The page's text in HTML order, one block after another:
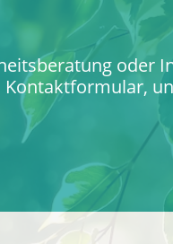
oder
Kontaktformular,